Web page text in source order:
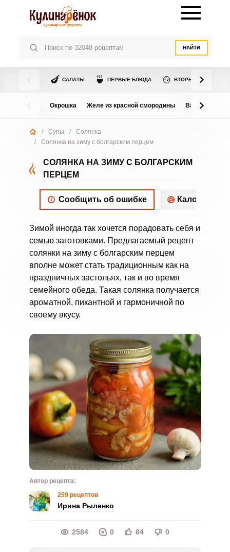
НАЙТИ
🍆 САЛАТЫ 🍵 ПЕРВЫЕ БЛЮДА 🍲 ВТОРЫЕ БЛЮДА
Окрошка Желе из красной смородины Варенье из
/ Супы /
Солянка
/
Солянка на зиму с болгарским перцем
СОЛЯНКА НА ЗИМУ С БОЛГАРСКИМ
ПЕРЦЕМ
Сообщить об ошибке
Зимой иногда так хочется порадовать себя и
семью заготовками. Предлагаемый рецепт
солянки на зиму с болгарским перцем
вполне может стать традиционным как на
праздничных застольях, так и во время
семейного обеда. Такая солянка получается
ароматной, пикантной и гармоничной по
своему вкусу.
Автор рецепта:
259 рецептов
Ирина Рыленко
2584 0 64 0